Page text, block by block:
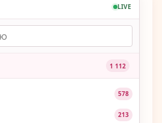
LIVE
1 112
578
213